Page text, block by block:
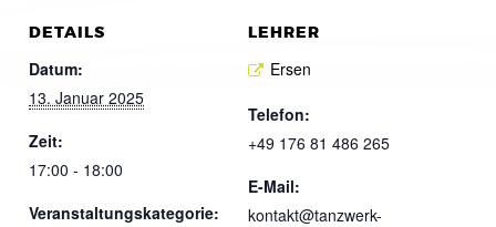
DETAILS
Datum:
13. Januar 2025
Zeit:
17:00 - 18:00
Veranstaltungskategorie:
LEHRER
Ersen
Telefon:
+49 176 81 486 265
E-Mail:
kontakt@tanzwerk-